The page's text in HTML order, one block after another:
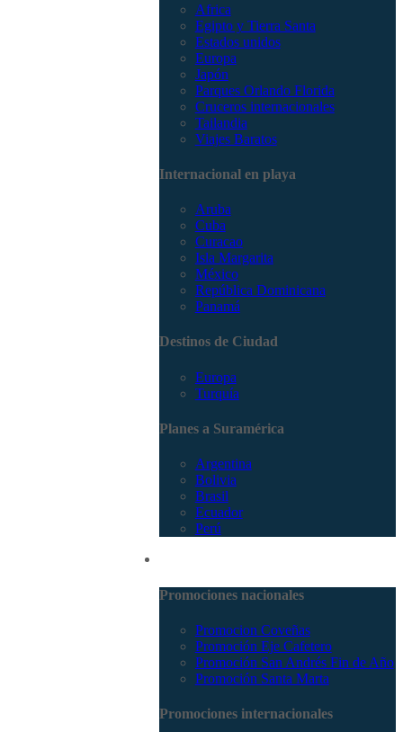
Africa
Egipto y Tierra Santa
Estados unidos
Europa
Japón
Parques Orlando Florida
Cruceros internacionales
Tailandia
Viajes Baratos
Internacional en playa
Aruba
Cuba
Curacao
Isla Margarita
México
República Dominicana
Panamá
Destinos de Ciudad
Europa
Turquía
Planes a Suramérica
Argentina
Bolivia
Brasil
Ecuador
Perú
Promociones nacionales
Promocion Coveñas
Promoción Eje Cafetero
Promoción San Andrés Fin de Año
Promoción Santa Marta
Promociones internacionales